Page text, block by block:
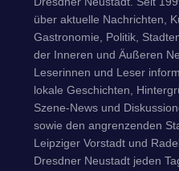
über aktuelle Nachrichten,
Gastronomie, Politik,
der Inneren und Äußeren
Leserinnen und Leser
lokale Geschichten,
Szene-News und
sowie den angrenzenden
Leipziger Vorstadt und
Dresdner Neustadt jeden